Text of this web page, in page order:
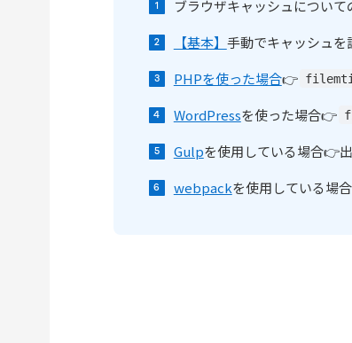
ブラウザキャッシュについて
【基本】 手動でキャッシュ
PHPを使った場合👉
WordPressを使った場合👉
Gulpを使用している場合👉
webpackを使用している場